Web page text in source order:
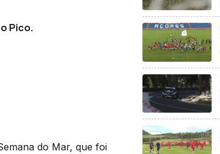
Pico.
do Mar, que foi